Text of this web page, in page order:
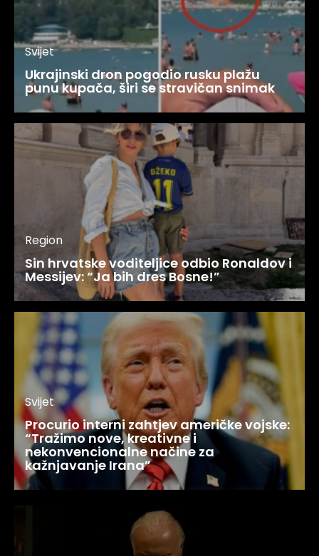
Svijet
Ukrajinski dron pogodio rusku plažu
punu kupača, širi se stravičan snimak
Region
Sin hrvatske voditeljice odbio Ronaldov i
Messijev: “Ja bih dres Bosne!”
Svijet
Procurio interni zahtjev američke vojske:
“Tražimo nove, kreativne i
nekonvencionalne načine za
kažnjavanje Irana”